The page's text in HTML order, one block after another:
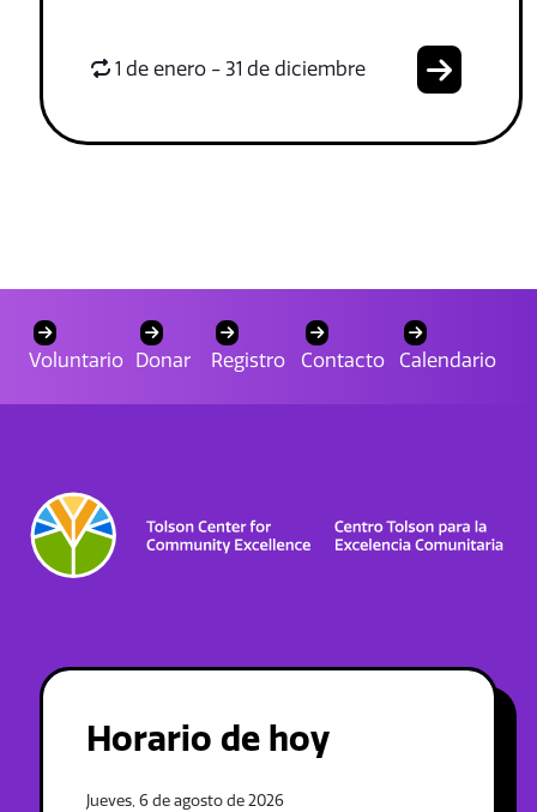
1 de enero - 31 de diciembre
Voluntario Donar Registro Contacto Calendario
Horario de hoy
Jueves, 6 de agosto de 2026